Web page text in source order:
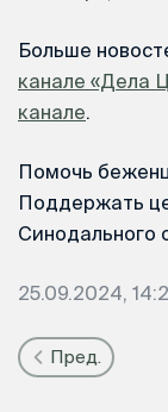
Больше
канале «Дела
канале.
Помочь
Поддержать
Синодального
25.09.2024,
Пред.